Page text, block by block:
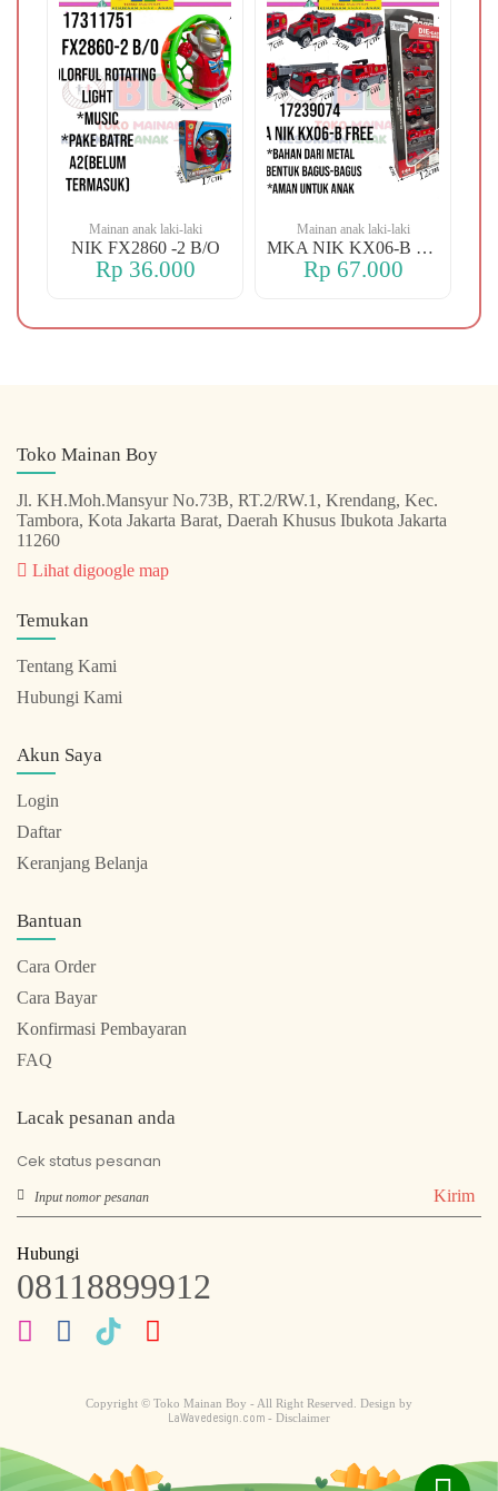
Mainan anak laki-laki
NIK FX2860 -2 B/O
Rp 36.000
Mainan anak laki-laki
MKA NIK KX06-B FREE
Rp 67.000
Toko Mainan Boy
Jl. KH.Moh.Mansyur No.73B, RT.2/RW.1, Krendang, Kec.
Tambora, Kota Jakarta Barat, Daerah Khusus Ibukota Jakarta
11260
Lihat digoogle map
Temukan
Tentang Kami
Hubungi Kami
Akun Saya
Login
Daftar
Keranjang Belanja
Bantuan
Cara Order
Cara Bayar
Konfirmasi Pembayaran
FAQ
Lacak pesanan anda
Cek status pesanan
Kirim
Hubungi
08118899912
Copyright © Toko Mainan Boy - All Right Reserved. Design by
LaWavedesign.com - Disclaimer